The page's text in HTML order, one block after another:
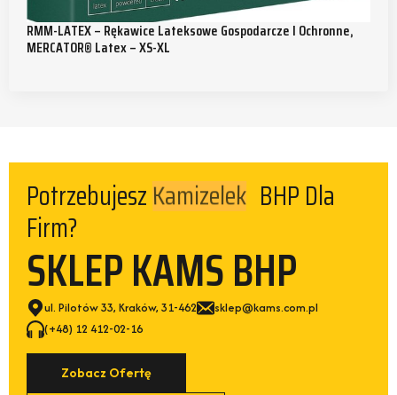
RMM-LATEX – Rękawice Lateksowe Gospodarcze I Ochronne,
MERCATOR® Latex – XS-XL
PotrzebujeszKamizelek BHP Dla
Firm?
SKLEP KAMS BHP
ul. Pilotów 33, Kraków, 31-462
sklep@kams.com.pl
(+48) 12 412-02-16
Zobacz Ofertę